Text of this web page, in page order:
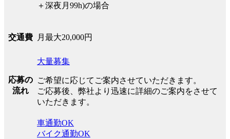
＋深夜月99h)の場合
交通費 月最大20,000円
応募の
流れ
大量募集
ご希望に応じてご案内させていただきます。
ご応募後、弊社より迅速に詳細のご案内をさせて
いただきます。
車通勤OK
バイク通勤OK